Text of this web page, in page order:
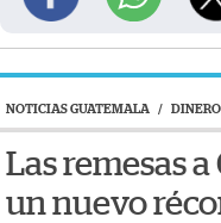
NOTICIAS GUATEMALA / DINERO
Las remesas
un nuevo